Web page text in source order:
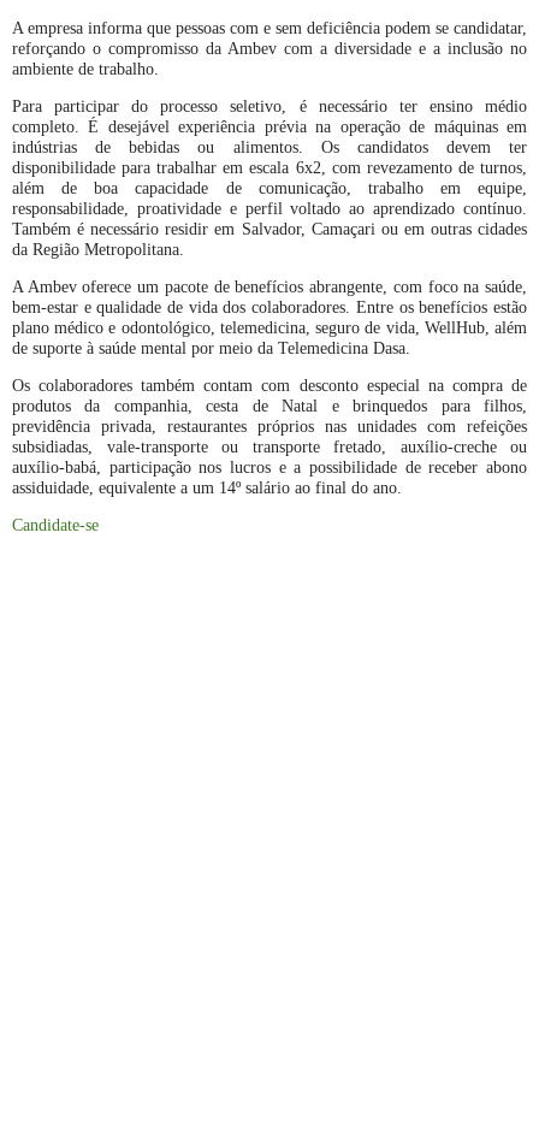
A empresa informa que pessoas com e sem deficiência podem se candidatar,
reforçando o compromisso da Ambev com a diversidade e a inclusão no
ambiente de trabalho.
Para participar do processo seletivo, é necessário ter ensino médio
completo. É desejável experiência prévia na operação de máquinas em
indústrias de bebidas ou alimentos. Os candidatos devem ter
disponibilidade para trabalhar em escala 6x2, com revezamento de turnos,
além de boa capacidade de comunicação, trabalho em equipe,
responsabilidade, proatividade e perfil voltado ao aprendizado contínuo.
Também é necessário residir em Salvador, Camaçari ou em outras cidades
da Região Metropolitana.
A Ambev oferece um pacote de benefícios abrangente, com foco na saúde,
bem-estar e qualidade de vida dos colaboradores. Entre os benefícios estão
plano médico e odontológico, telemedicina, seguro de vida, WellHub, além
de suporte à saúde mental por meio da Telemedicina Dasa.
Os colaboradores também contam com desconto especial na compra de
produtos da companhia, cesta de Natal e brinquedos para filhos,
previdência privada, restaurantes próprios nas unidades com refeições
subsidiadas, vale-transporte ou transporte fretado, auxílio-creche ou
auxílio-babá, participação nos lucros e a possibilidade de receber abono
assiduidade, equivalente a um 14º salário ao final do ano.
Candidate-se